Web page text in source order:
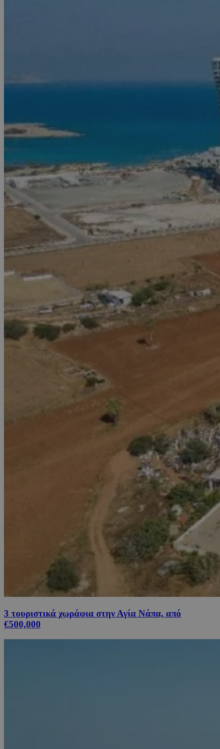
3 τουριστικά χωράφια στην Αγία Νάπα, από
€500,000